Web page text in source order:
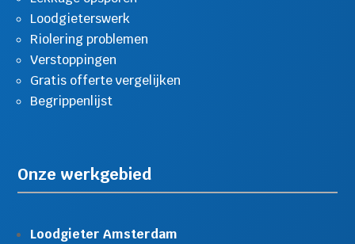
Loodgieterswerk
Riolering problemen
Verstoppingen
Gratis offerte vergelijken
Begrippenlijst
Onze werkgebied
Loodgieter Amsterdam